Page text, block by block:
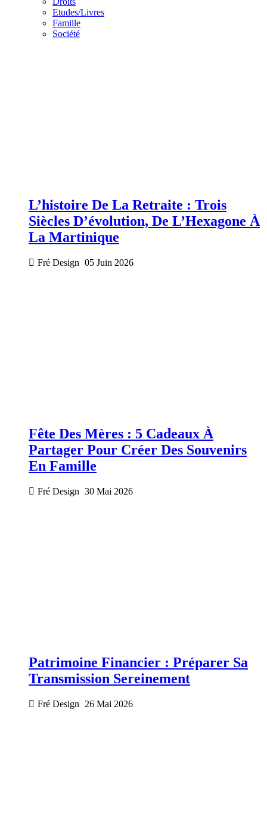
Etudes/Livres
Famille
Société
L’histoire De La Retraite : Trois
Siècles D’évolution, De L’Hexagone À
La Martinique
Fré Design 05 Juin 2026
Fête Des Mères : 5 Cadeaux À
Partager Pour Créer Des Souvenirs
En Famille
Fré Design 30 Mai 2026
Patrimoine Financier : Préparer Sa
Transmission Sereinement
Fré Design 26 Mai 2026